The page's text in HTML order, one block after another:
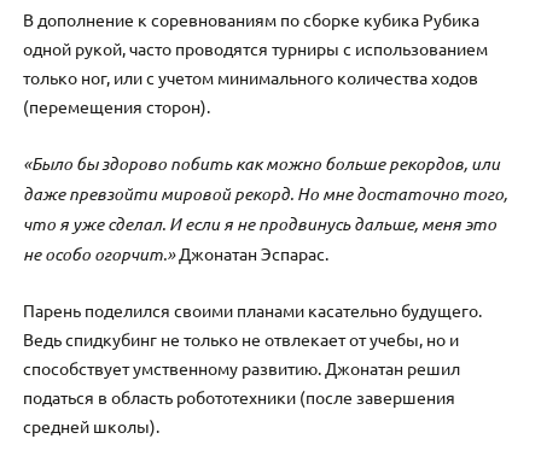
В дополнение к соревнованиям по сборке кубика Рубика
одной рукой, часто проводятся турниры с использованием
только ног, или с учетом минимального количества ходов
(перемещения сторон).
«Было бы здорово побить как можно больше рекордов, или
даже превзойти мировой рекорд. Но мне достаточно того,
что я уже сделал. И если я не продвинусь дальше, меня это
не особо огорчит.»Джонатан Эспарас.
Парень поделился своими планами касательно будущего.
Ведь спидкубинг не только не отвлекает от учебы, но и
способствует умственному развитию. Джонатан решил
податься в область робототехники (после завершения
средней школы).